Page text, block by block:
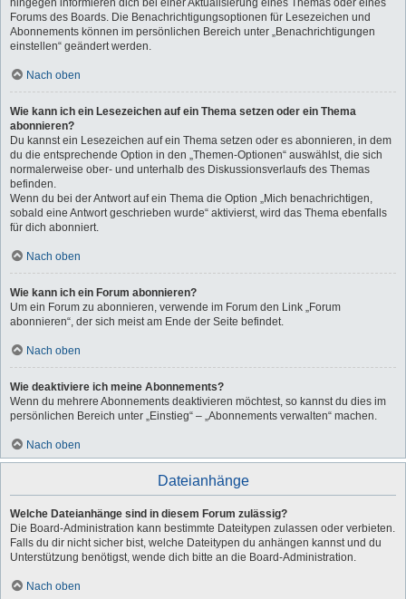
hingegen informieren dich bei einer Aktualisierung eines Themas oder eines
Forums des Boards. Die Benachrichtigungsoptionen für Lesezeichen und
Abonnements können im persönlichen Bereich unter „Benachrichtigungen
einstellen“ geändert werden.
Nach oben
Wie kann ich ein Lesezeichen auf ein Thema setzen oder ein Thema
abonnieren?
Du kannst ein Lesezeichen auf ein Thema setzen oder es abonnieren, in dem
du die entsprechende Option in den „Themen-Optionen“ auswählst, die sich
normalerweise ober- und unterhalb des Diskussionsverlaufs des Themas
befinden.
Wenn du bei der Antwort auf ein Thema die Option „Mich benachrichtigen,
sobald eine Antwort geschrieben wurde“ aktivierst, wird das Thema ebenfalls
für dich abonniert.
Nach oben
Wie kann ich ein Forum abonnieren?
Um ein Forum zu abonnieren, verwende im Forum den Link „Forum
abonnieren“, der sich meist am Ende der Seite befindet.
Nach oben
Wie deaktiviere ich meine Abonnements?
Wenn du mehrere Abonnements deaktivieren möchtest, so kannst du dies im
persönlichen Bereich unter „Einstieg“ – „Abonnements verwalten“ machen.
Nach oben
Dateianhänge
Welche Dateianhänge sind in diesem Forum zulässig?
Die Board-Administration kann bestimmte Dateitypen zulassen oder verbieten.
Falls du dir nicht sicher bist, welche Dateitypen du anhängen kannst und du
Unterstützung benötigst, wende dich bitte an die Board-Administration.
Nach oben